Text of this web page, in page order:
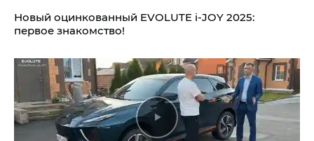
Новый оцинкованный EVOLUTE i‑JOY 2025:
первое знакомство!